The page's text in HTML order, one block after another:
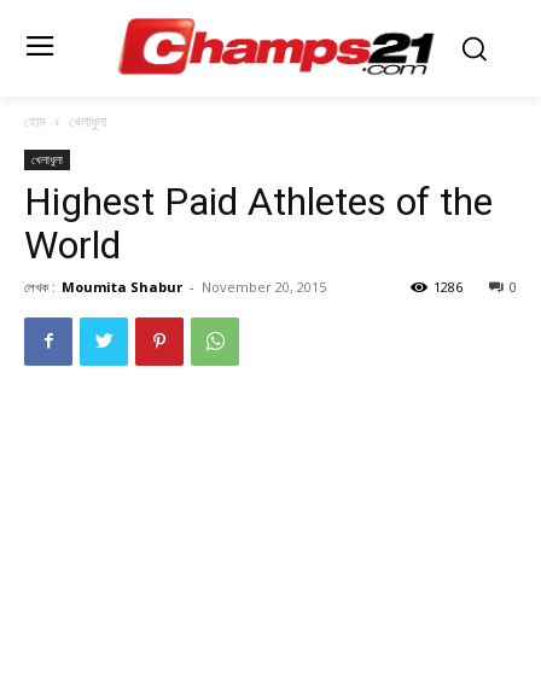
হোম খেলাধুলা
খেলাধুলা
Highest Paid Athletes of the
World
লেখক : Moumita Shabur - November 20, 2015 0
1286